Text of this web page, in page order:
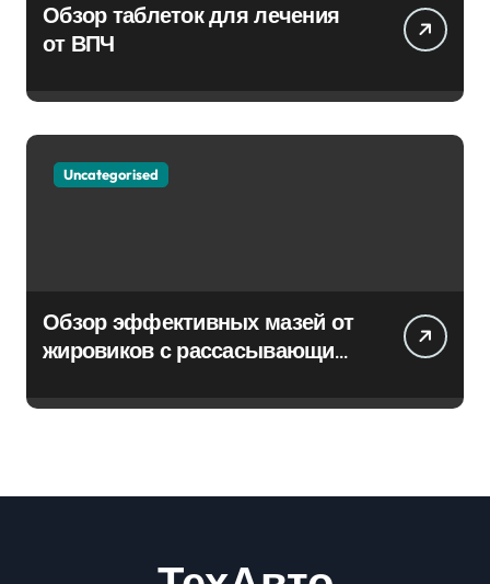
Обзор таблеток для лечения
от ВПЧ
Uncategorised
Обзор эффективных мазей от
жировиков с рассасывающим